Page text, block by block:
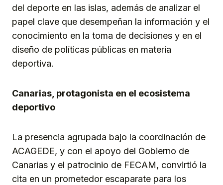
del deporte en las islas, además de analizar el
papel clave que desempeñan la información y el
conocimiento en la toma de decisiones y en el
diseño de políticas públicas en materia
deportiva.
Canarias, protagonista en el ecosistema
deportivo
La presencia agrupada bajo la coordinación de
ACAGEDE, y con el apoyo del Gobierno de
Canarias y el patrocinio de FECAM, convirtió la
cita en un prometedor escaparate para los